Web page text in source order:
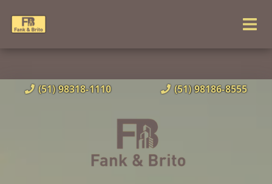
(51) 98318-1110 (51) 98186-8555